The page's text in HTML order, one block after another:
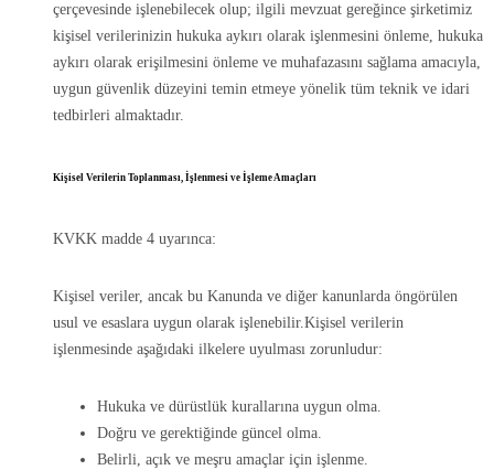
çerçevesinde işlenebilecek olup; ilgili mevzuat gereğince şirketimiz
kişisel verilerinizin hukuka aykırı olarak işlenmesini önleme, hukuka
aykırı olarak erişilmesini önleme ve muhafazasını sağlama amacıyla,
uygun güvenlik düzeyini temin etmeye yönelik tüm teknik ve idari
tedbirleri almaktadır.
Kişisel Verilerin Toplanması, İşlenmesi ve İşleme Amaçları
KVKK madde 4 uyarınca:
Kişisel veriler, ancak bu Kanunda ve diğer kanunlarda öngörülen
usul ve esaslara uygun olarak işlenebilir.Kişisel verilerin
işlenmesinde aşağıdaki ilkelere uyulması zorunludur:
Hukuka ve dürüstlük kurallarına uygun olma.
Doğru ve gerektiğinde güncel olma.
Belirli, açık ve meşru amaçlar için işlenme.